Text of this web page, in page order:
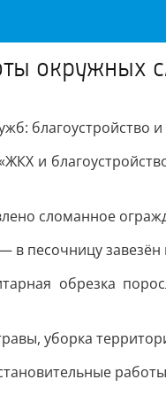
окружных
благоустройство
и
сломанное
в песочницу завезён
обрезка
уборка